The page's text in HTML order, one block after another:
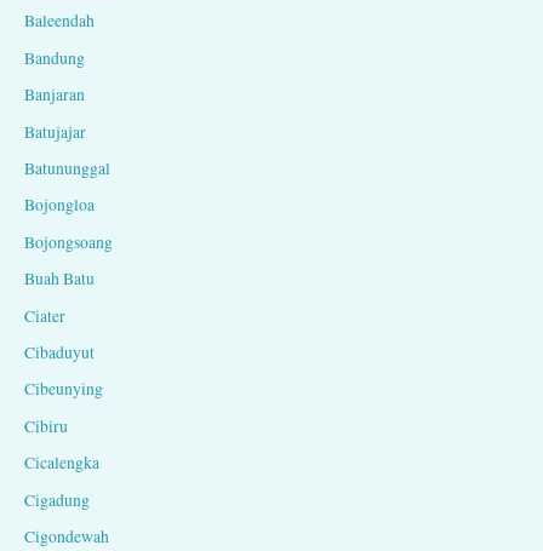
Baleendah
Bandung
Banjaran
Batujajar
Batununggal
Bojongloa
Bojongsoang
Buah Batu
Ciater
Cibaduyut
Cibeunying
Cibiru
Cicalengka
Cigadung
Cigondewah